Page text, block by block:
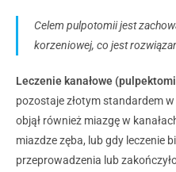
Celem pulpotomii jest
korzeniowej, co jest
Leczenie kanałowe
pozostaje złotym standardem
objął również miazgę w
miazdze zęba, lub gdy leczenie
przeprowadzenia lub